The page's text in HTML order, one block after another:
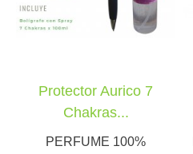
Protector Aurico 7
Chakras...
PERFUME 100%